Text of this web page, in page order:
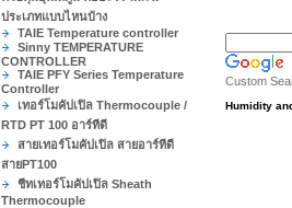
ประเภทแบบไหนบ้าง
TAIE Temperature controller
Sinny TEMPERATURE
CONTROLLER
TAIE PFY Series Temperature
Controller
เทอร์โมคัปเปิล Thermocouple /
RTD PT 100 อาร์ทีดี
สายเทอร์โมคัปเปิล สายอาร์ทีดี
สายPT100
ชีทเทอร์โมคัปเปิล Sheath
Thermocouple
Custom
Humidity